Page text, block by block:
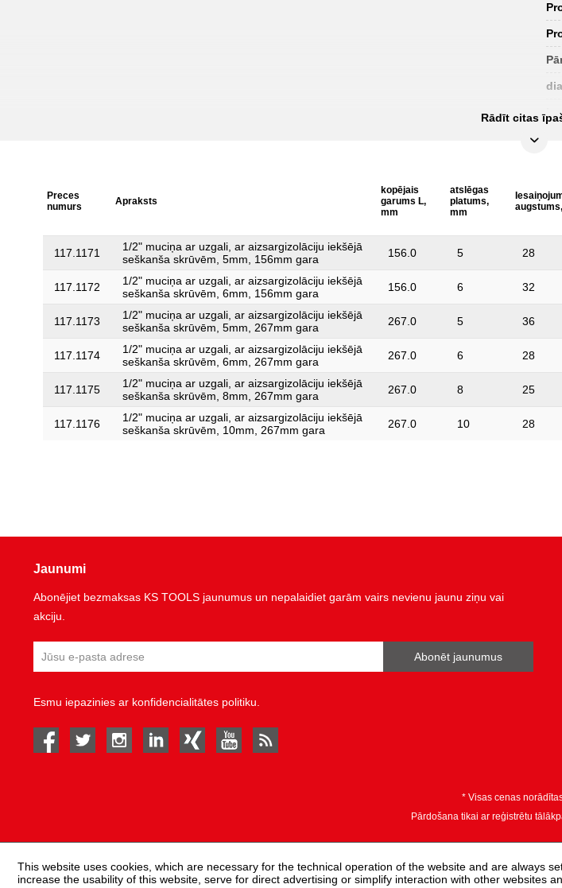
Rādīt citas
Preces
numurs
Apraksts
kopējais
garums L,
mm
atslēgas
platums,
mm
117.1171
1/2" muciņa ar uzgali, ar aizsargizolāciju iekšējā
seškanša skrūvēm, 5mm, 156mm gara
156.0 5 28
117.1172
1/2" muciņa ar uzgali, ar aizsargizolāciju iekšējā
seškanša skrūvēm, 6mm, 156mm gara
156.0 6 32
117.1173
1/2" muciņa ar uzgali, ar aizsargizolāciju iekšējā
seškanša skrūvēm, 5mm, 267mm gara
267.0 5 36
117.1174
1/2" muciņa ar uzgali, ar aizsargizolāciju iekšējā
seškanša skrūvēm, 6mm, 267mm gara
267.0 6 28
117.1175
1/2" muciņa ar uzgali, ar aizsargizolāciju iekšējā
seškanša skrūvēm, 8mm, 267mm gara
267.0 8 25
117.1176
1/2" muciņa ar uzgali, ar aizsargizolāciju iekšējā
seškanša skrūvēm, 10mm, 267mm gara
267.0 10 28
Jaunumi
Abonējiet bezmaksas KS TOOLS jaunumus un nepalaidiet garām vairs nevienu jaunu ziņu vai
akciju.
Abonēt jaunumus
Esmu iepazinies ar konfidencialitātes politiku
facebook twitter instagramlinked in Xing youtube
* Visas cenas
Pārdošana tikai ar reģistrētu
This website uses cookies, which are necessary for the technical operation of the website and are always
increase the usability of this website, serve for direct advertising or simplify interaction with other websites